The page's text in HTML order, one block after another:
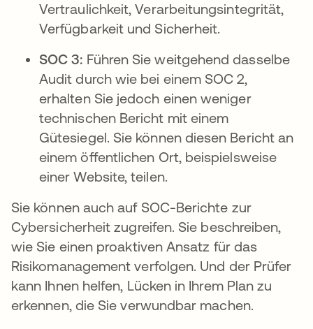
Vertraulichkeit, Verarbeitungsintegrität,
Verfügbarkeit und Sicherheit.
SOC 3: Führen Sie weitgehend dasselbe
Audit durch wie bei einem SOC 2,
erhalten Sie jedoch einen weniger
technischen Bericht mit einem
Gütesiegel. Sie können diesen Bericht an
einem öffentlichen Ort, beispielsweise
einer Website, teilen.
Sie können auch auf SOC-Berichte zur
Cybersicherheit zugreifen. Sie beschreiben,
wie Sie einen proaktiven Ansatz für das
Risikomanagement verfolgen. Und der Prüfer
kann Ihnen helfen, Lücken in Ihrem Plan zu
erkennen, die Sie verwundbar machen.